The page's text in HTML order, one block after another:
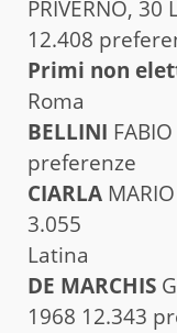
PRIVERNO, 30
12.408
Primi non
Roma
BELLINI
preferenze
CIARLA
3.055
Latina
DE MARCHIS
1968 12.343